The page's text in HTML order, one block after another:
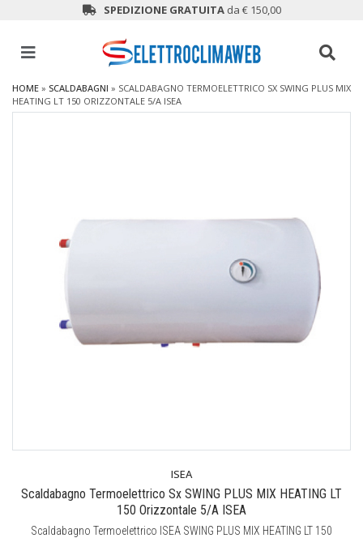
SPEDIZIONE GRATUITAda € 150,00
HOME » SCALDABAGNI » SCALDABAGNO TERMOELETTRICO SX SWING PLUS MIX
HEATING LT 150 ORIZZONTALE 5/A ISEA
ISEA
Scaldabagno Termoelettrico Sx SWING PLUS MIX HEATING LT
150 Orizzontale 5/A ISEA
Scaldabagno Termoelettrico ISEA SWING PLUS MIX HEATING LT 150